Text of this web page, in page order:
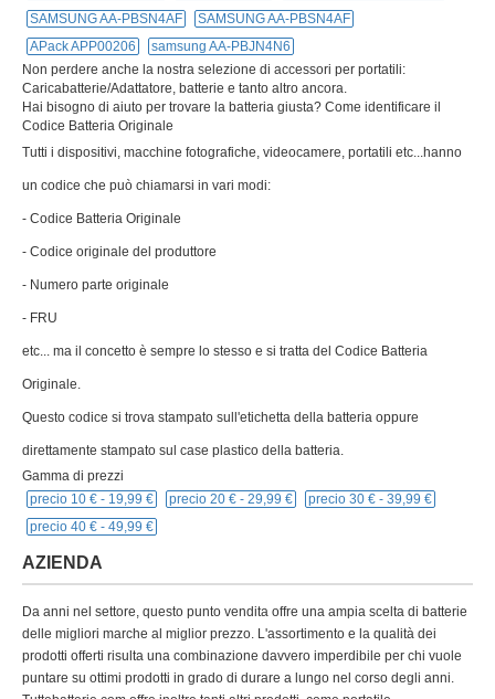
SAMSUNG AA-PBSN4AF
SAMSUNG AA-PBSN4AF
APack APP00206
samsung AA-PBJN4N6
Non perdere anche la nostra selezione di accessori per portatili:
Caricabatterie/Adattatore, batterie e tanto altro ancora.
Hai bisogno di aiuto per trovare la batteria giusta? Come identificare il
Codice Batteria Originale
Tutti i dispositivi, macchine fotografiche, videocamere, portatili etc...hanno
un codice che può chiamarsi in vari modi:
- Codice Batteria Originale
- Codice originale del produttore
- Numero parte originale
- FRU
etc... ma il concetto è sempre lo stesso e si tratta del Codice Batteria
Originale.
Questo codice si trova stampato sull'etichetta della batteria oppure
direttamente stampato sul case plastico della batteria.
Gamma di prezzi
precio 10 € - 19,99 € precio 20 € - 29,99 € precio 30 € - 39,99 €
precio 40 € - 49,99 €
AZIENDA
Da anni nel settore, questo punto vendita offre una ampia scelta di batterie
delle migliori marche al miglior prezzo. L'assortimento e la qualità dei
prodotti offerti risulta una combinazione davvero imperdibile per chi vuole
puntare su ottimi prodotti in grado di durare a lungo nel corso degli anni.